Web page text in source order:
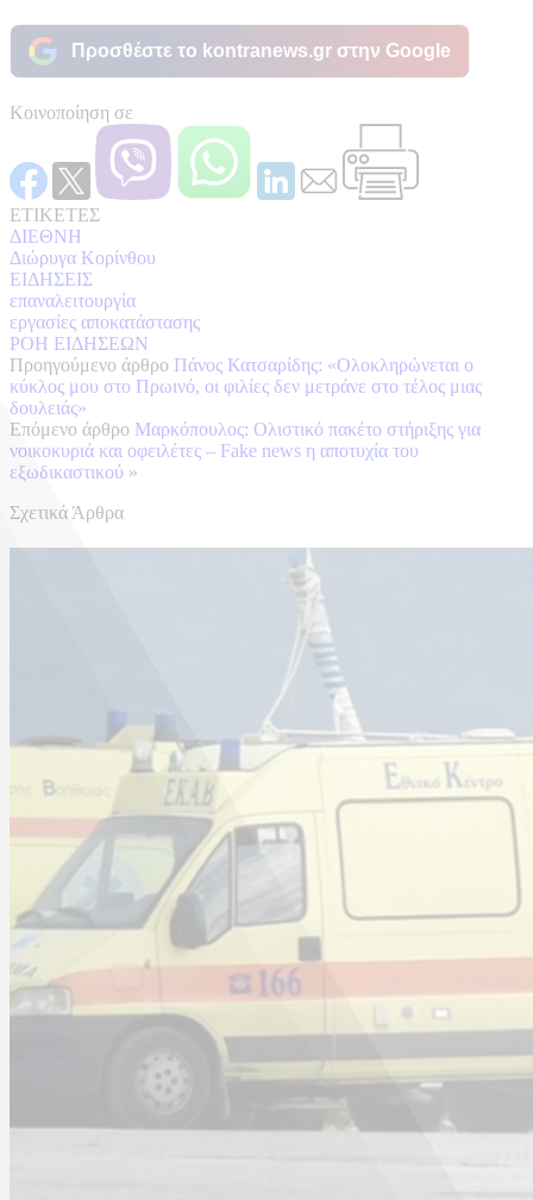
Προσθέστε το kontranews.gr στην Google
Κοινοποίηση σε
ΕΤΙΚΕΤΕΣ
ΔΙΕΘΝΗ
Διώρυγα Κορίνθου
ΕΙΔΗΣΕΙΣ
επαναλειτουργία
εργασίες αποκατάστασης
ΡΟΗ ΕΙΔΗΣΕΩΝ
Προηγούμενο άρθρο Πάνος Κατσαρίδης: «Ολοκληρώνεται ο
κύκλος μου στο Πρωινό, οι φιλίες δεν μετράνε στο τέλος μιας
δουλειάς»
Επόμενο άρθρο Μαρκόπουλος: Ολιστικό πακέτο στήριξης για
νοικοκυριά και οφειλέτες – Fake news η αποτυχία του
εξωδικαστικού »
Σχετικά Άρθρα